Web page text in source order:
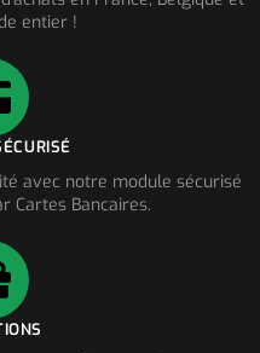
entier !
avec notre module sécurisé
Cartes Bancaires.